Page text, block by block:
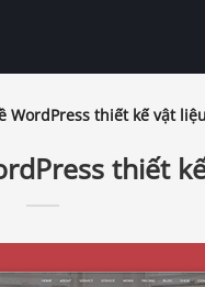
WordPress thiết kế vật liệu
thiết